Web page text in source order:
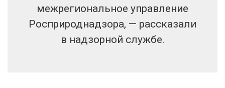
межрегиональное управление
Росприроднадзора, — рассказали
в надзорной службе.